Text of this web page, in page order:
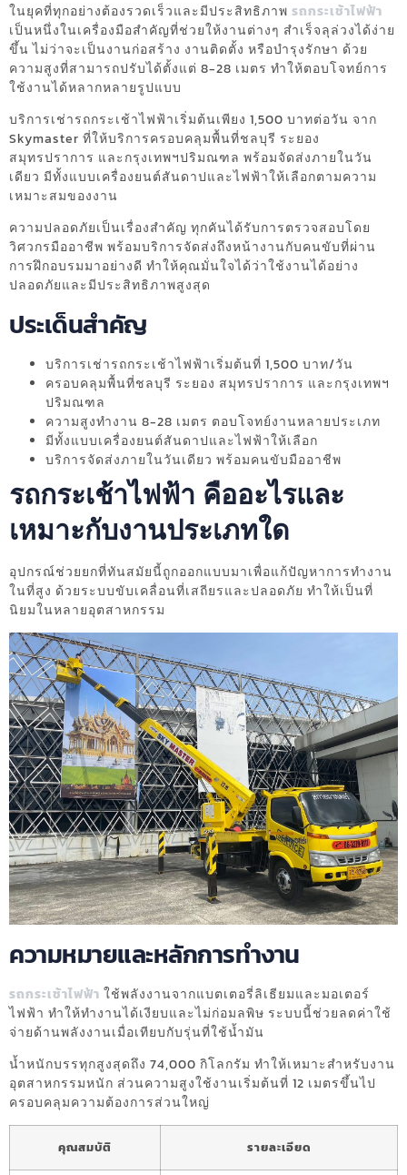
ในยุคที่ทุกอย่างต้องรวดเร็วและมีประสิทธิภาพ รถกระเช้าไฟฟ้า
เป็นหนึ่งในเครื่องมือสำคัญที่ช่วยให้งานต่างๆ สำเร็จลุล่วงได้ง่าย
ขึ้น ไม่ว่าจะเป็นงานก่อสร้าง งานติดตั้ง หรือบำรุงรักษา ด้วย
ความสูงที่สามารถปรับได้ตั้งแต่ 8-28 เมตร ทำให้ตอบโจทย์การ
ใช้งานได้หลากหลายรูปแบบ
บริการเช่ารถกระเช้าไฟฟ้าเริ่มต้นเพียง 1,500 บาทต่อวัน จาก
Skymaster ที่ให้บริการครอบคลุมพื้นที่ชลบุรี ระยอง
สมุทรปราการ และกรุงเทพฯปริมณฑล พร้อมจัดส่งภายในวัน
เดียว มีทั้งแบบเครื่องยนต์สันดาปและไฟฟ้าให้เลือกตามความ
เหมาะสมของงาน
ความปลอดภัยเป็นเรื่องสำคัญ ทุกคันได้รับการตรวจสอบโดย
วิศวกรมืออาชีพ พร้อมบริการจัดส่งถึงหน้างานกับคนขับที่ผ่าน
การฝึกอบรมมาอย่างดี ทำให้คุณมั่นใจได้ว่าใช้งานได้อย่าง
ปลอดภัยและมีประสิทธิภาพสูงสุด
ประเด็นสำคัญ
บริการเช่ารถกระเช้าไฟฟ้าเริ่มต้นที่ 1,500 บาท/วัน
ครอบคลุมพื้นที่ชลบุรี ระยอง สมุทรปราการ และกรุงเทพฯ
ปริมณฑล
ความสูงทำงาน 8-28 เมตร ตอบโจทย์งานหลายประเภท
มีทั้งแบบเครื่องยนต์สันดาปและไฟฟ้าให้เลือก
บริการจัดส่งภายในวันเดียว พร้อมคนขับมืออาชีพ
รถกระเช้าไฟฟ้า คืออะไรและ
เหมาะกับงานประเภทใด
อุปกรณ์ช่วยยกที่ทันสมัยนี้ถูกออกแบบมาเพื่อแก้ปัญหาการทำงาน
ในที่สูง ด้วยระบบขับเคลื่อนที่เสถียรและปลอดภัย ทำให้เป็นที่
นิยมในหลายอุตสาหกรรม
ความหมายและหลักการทำงาน
รถกระเช้าไฟฟ้า ใช้พลังงานจากแบตเตอรี่ลิเธียมและมอเตอร์
ไฟฟ้า ทำให้ทำงานได้เงียบและไม่ก่อมลพิษ ระบบนี้ช่วยลดค่าใช้
จ่ายด้านพลังงานเมื่อเทียบกับรุ่นที่ใช้น้ำมัน
น้ำหนักบรรทุกสูงสุดถึง 74,000 กิโลกรัม ทำให้เหมาะสำหรับงาน
อุตสาหกรรมหนัก ส่วนความสูงใช้งานเริ่มต้นที่ 12 เมตรขึ้นไป
ครอบคลุมความต้องการส่วนใหญ่
คุณสมบัติ รายละเอียด